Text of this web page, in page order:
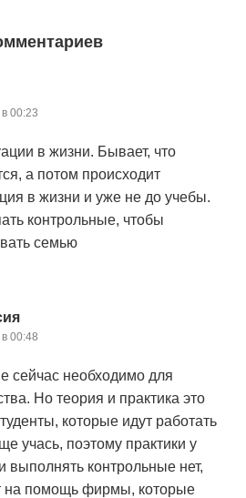
00:23
в жизни. Бывает, что
а потом происходит
в жизни и уже не до учебы.
контрольные, чтобы
семью
00:48
сейчас необходимо для
Но теория и практика это
которые идут работать
учась, поэтому практики у
выполнять контрольные нет,
на помощь фирмы, которые